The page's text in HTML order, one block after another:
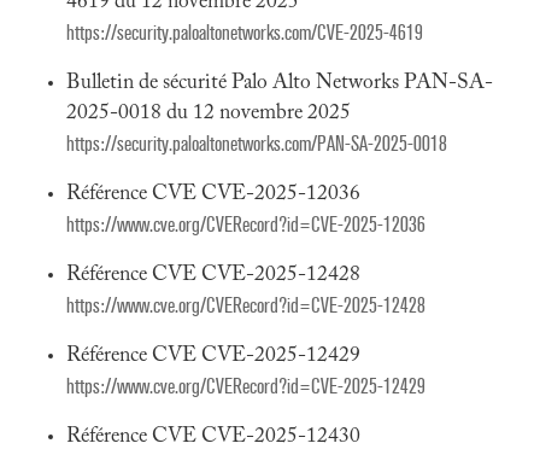
https://security.paloaltonetworks.com/CVE-2025-4619
Bulletin de sécurité Palo Alto Networks PAN-SA-
2025-0018 du 12 novembre 2025
https://security.paloaltonetworks.com/PAN-SA-2025-0018
Référence CVE CVE-2025-12036
https://www.cve.org/CVERecord?id=CVE-2025-12036
Référence CVE CVE-2025-12428
https://www.cve.org/CVERecord?id=CVE-2025-12428
Référence CVE CVE-2025-12429
https://www.cve.org/CVERecord?id=CVE-2025-12429
Référence CVE CVE-2025-12430